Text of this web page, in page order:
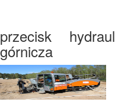
przecisk
górnicza